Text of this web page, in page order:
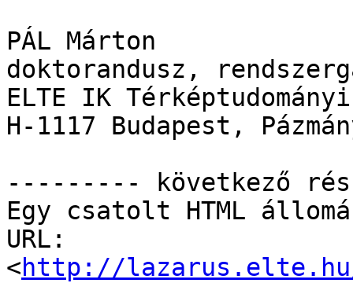
PÁL Márton
doktorandusz,
ELTE IK
H-1117 Budapest,
--------- következő
Egy csatolt HTML
URL:
<http://lazarus.elte.hu/